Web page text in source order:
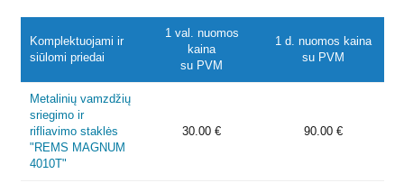
Komplektuojami ir
siūlomi priedai
1 val. nuomos
kaina
su PVM
1 d. nuomos kaina
su PVM
Metalinių vamzdžių
sriegimo ir
rifliavimo staklės
"REMS MAGNUM
4010T"
30.00 € 90.00 €